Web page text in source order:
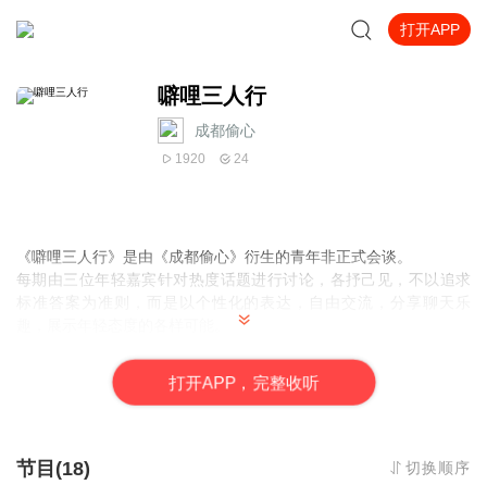
打开APP
噼哩三人行
成都偷心
1920 24
《噼哩三人行》 是由 《成都偷心》 衍生的青年非正式会谈。
每期由三位年轻嘉宾针对热度话题进行讨论，各抒己见，不以追求
欢迎您的来稿，欢迎一切“有态度”的“不正经”发言。
打开APP，完整收听
节目(18) 切换顺序